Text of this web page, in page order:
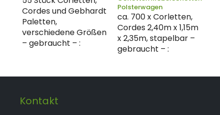
Cordes und Gebhardt
Paletten,
verschiedene Größen
– gebraucht – :
Polsterwagen
ca. 700 x Corletten,
Cordes 2,40m x 1,15m
x 2,35m, stapelbar –
gebraucht – :
Kontakt